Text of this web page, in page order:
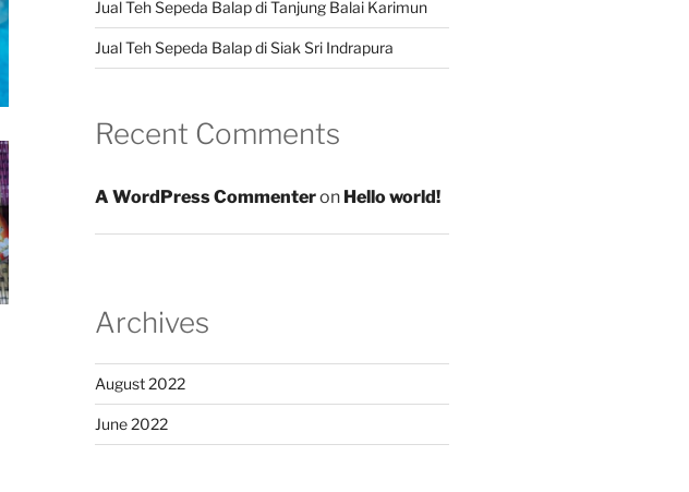
Jual Teh Sepeda Balap di Tanjung Balai Karimun
Jual Teh Sepeda Balap di Siak Sri Indrapura
Recent Comments
A WordPress Commenteron Hello world!
Archives
August 2022
June 2022